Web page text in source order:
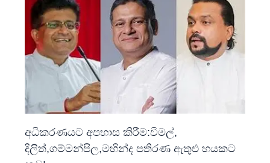
අධිකරණයට අපහාස කිරීම:විමල්,
දිලිත්,ගම්මන්පිල,මහින්ද පතිරණ ඇතුළු හයකට